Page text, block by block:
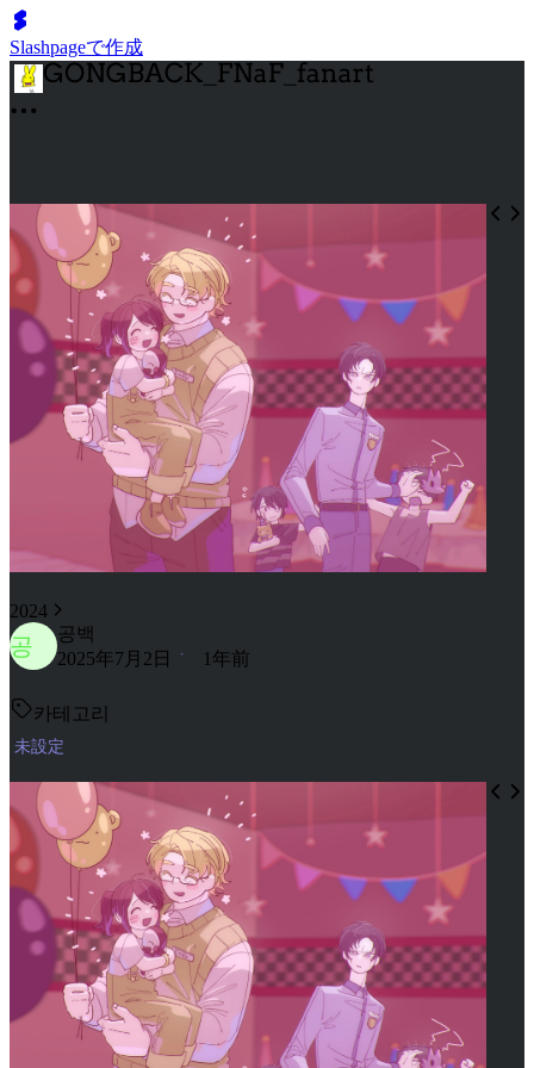
Slashpageで作成
2024
공
공백
2025年7月2日
1年前
카테고리
未設定